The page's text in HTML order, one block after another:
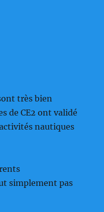
très bien
de CE2 ont validé
nautiques
simplement pas